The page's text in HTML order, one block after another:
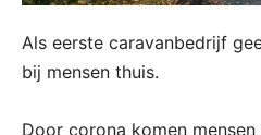
Als eerste caravanbedrijf
bij mensen thuis.
Door corona komen